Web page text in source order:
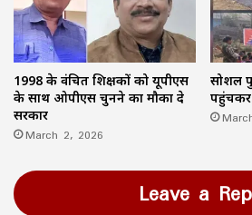
1998 के वंचित शिक्षकों को यूपीएस
के साथ ओपीएस चुनने का मौका दे
सरकार
March 2, 2026
सोशल
पहुंचकर
Leave a